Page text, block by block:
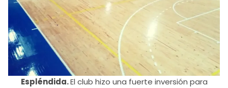
Espléndida.El club hizo una fuerte inversión para